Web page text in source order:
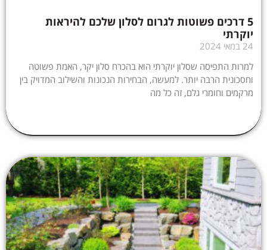
5 דרכים פשוטות לגרום לסלון שלכם להיראות
יוקרתי
24 במאי 2024
למרות התפיסה שסלון יוקרתי הוא בהכרח סלון יקר, האמת פשוטה
וחסכונית הרבה יותר. למעשה, הבחירות הנכונות והשילוב המדויק בין
מרקמים וחומרי גלם, זה כל מה